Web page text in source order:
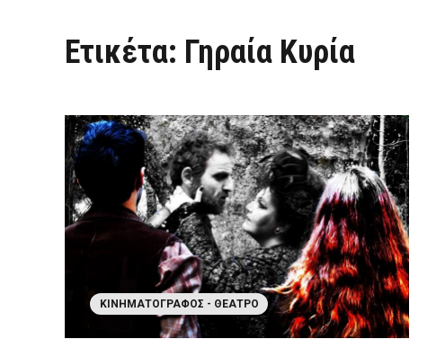
Ετικέτα: Γηραία Κυρία
ΚΙΝΗΜΑΤΟΓΡΆΦΟΣ - ΘΈΑΤΡΟ